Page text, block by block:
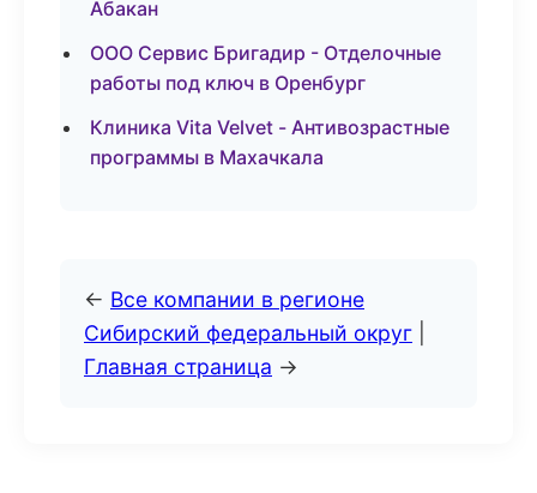
Абакан
ООО Сервис Бригадир - Отделочные
работы под ключ в Оренбург
Клиника Vita Velvet - Антивозрастные
программы в Махачкала
← Все компании в регионе
Сибирский федеральный округ
Главная страница →